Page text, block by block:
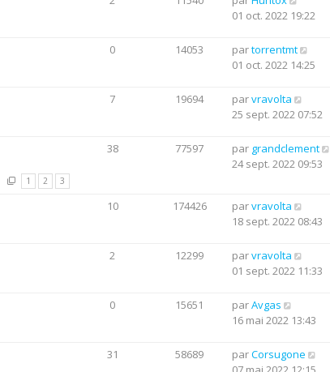
01 oct. 2022 19:22
0 14053 partorrentmt
01 oct. 2022 14:25
7 19694 parvravolta
25 sept. 2022 07:52
1 2 3
38 77597 par grandclement
24 sept. 2022 09:53
10 174426 parvravolta
18 sept. 2022 08:43
2 12299 parvravolta
01 sept. 2022 11:33
0 15651 parAvgas
16 mai 2022 13:43
31 58689 parCorsugone